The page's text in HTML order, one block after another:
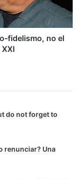
fidelismo, no el
do not forget to
renunciar? Una